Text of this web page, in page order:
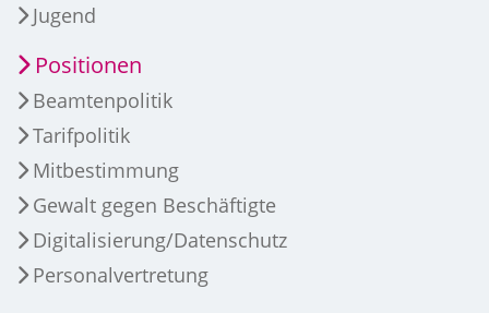
Jugend
Positionen
Beamtenpolitik
Tarifpolitik
Mitbestimmung
Gewalt gegen Beschäftigte
Digitalisierung/Datenschutz
Personalvertretung